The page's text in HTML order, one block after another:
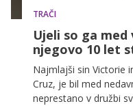
TRAČI
Ujeli so ga
njegovo 10 let
Najmlajši sin Victorie
Cruz, je bil med
neprestano v družbi